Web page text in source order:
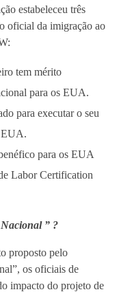
estabeleceu três
oficial da imigração ao
tem mérito
para os EUA.
para executar o seu
EUA.
para os EUA
Labor Certification
” ?
proposto pelo
os oficiais de
impacto do projeto de